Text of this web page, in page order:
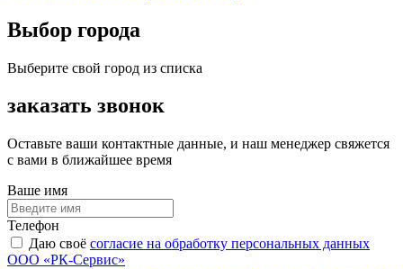
Выбор города
Выберите свой город из списка
заказать звонок
Оставьте ваши контактные данные, и наш менеджер свяжется
с вами в ближайшее время
Ваше имя
Телефон
Даю своё согласие на обработку персональных данных
ООО «РК-Сервис»